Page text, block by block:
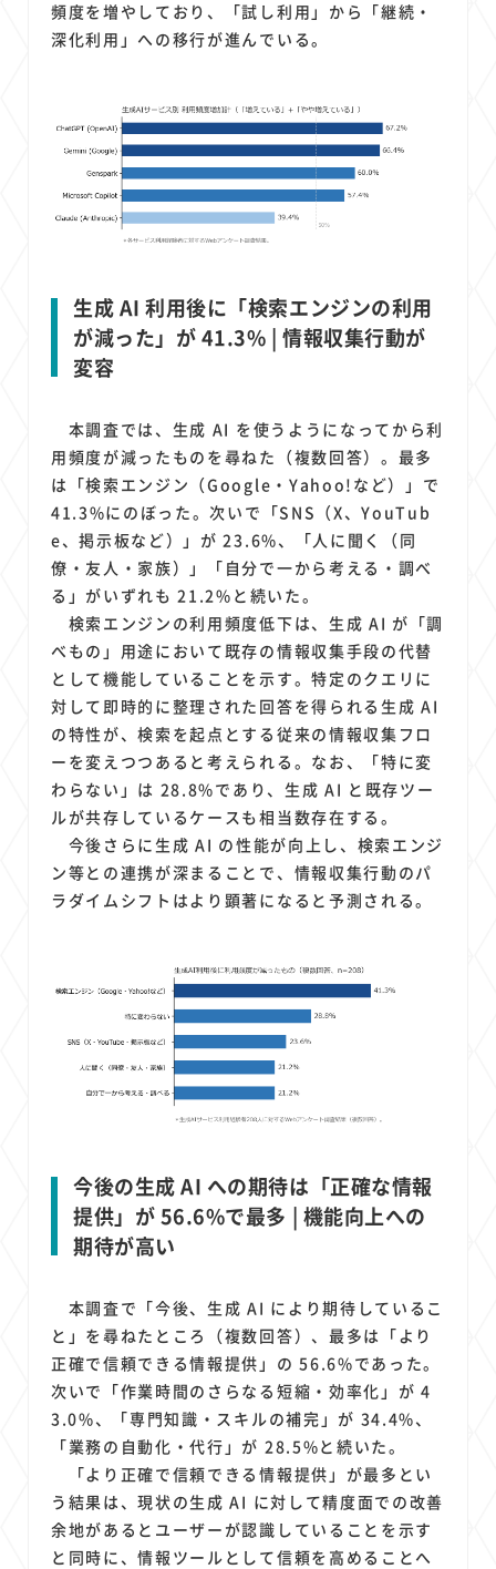
頻度を増やしており、「試し利用」から「継続・
深化利用」への移行が進んでいる。
生成 AI 利用後に「検索エンジンの利用
が減った」が 41.3% | 情報収集行動が
変容
本調査では、生成 AI を使うようになってから利
用頻度が減ったものを尋ねた（複数回答）。最多
は「検索エンジン（Google・Yahoo!など）」で
41.3%にのぼった。次いで「SNS（X、YouTub
e、掲示板など）」が 23.6%、「人に聞く（同
僚・友人・家族）」「自分で一から考える・調べ
る」がいずれも 21.2%と続いた。
検索エンジンの利用頻度低下は、生成 AI が「調
べもの」用途において既存の情報収集手段の代替
として機能していることを示す。特定のクエリに
対して即時的に整理された回答を得られる生成 AI
の特性が、検索を起点とする従来の情報収集フロ
ーを変えつつあると考えられる。なお、「特に変
わらない」は 28.8%であり、生成 AI と既存ツー
ルが共存しているケースも相当数存在する。
今後さらに生成 AI の性能が向上し、検索エンジ
ン等との連携が深まることで、情報収集行動のパ
ラダイムシフトはより顕著になると予測される。
今後の生成 AI への期待は「正確な情報
提供」が 56.6%で最多 | 機能向上への
期待が高い
本調査で「今後、生成 AI により期待しているこ
と」を尋ねたところ（複数回答）、最多は「より
正確で信頼できる情報提供」の 56.6%であった。
次いで「作業時間のさらなる短縮・効率化」が 4
3.0%、「専門知識・スキルの補完」が 34.4%、
「業務の自動化・代行」が 28.5%と続いた。
「より正確で信頼できる情報提供」が最多とい
う結果は、現状の生成 AI に対して精度面での改善
余地があるとユーザーが認識していることを示す
と同時に、情報ツールとして信頼を高めることへ